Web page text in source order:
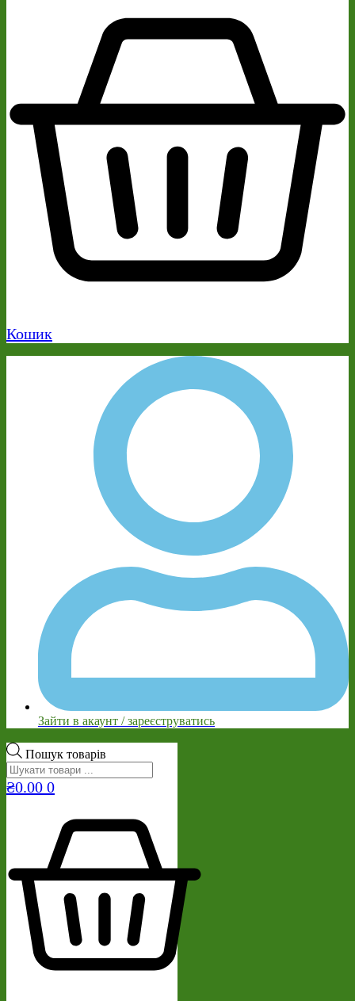
Кошик
Зайти в акаунт / зареєструватись
Пошук товарів
₴0.00 0